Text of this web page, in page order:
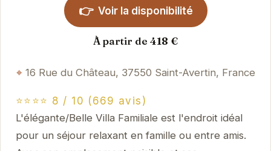
👉 Voir la disponibilité
À partir de 418 €
16 Rue du Château, 37550 Saint-Avertin, France
⭐⭐⭐⭐ 8 / 10 (669 avis)
L'élégante/Belle Villa Familiale est l'endroit idéal
pour un séjour relaxant en famille ou entre amis.